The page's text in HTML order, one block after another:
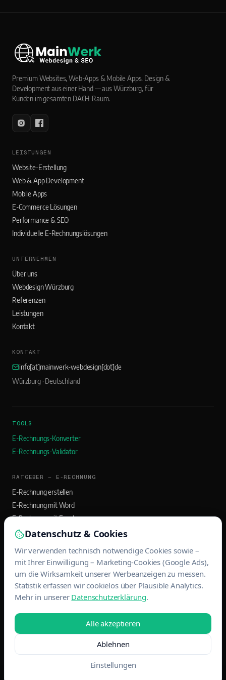
Premium Websites, Web-Apps & Mobile Apps. Design &
Development aus einer Hand — aus Würzburg, für
Kunden im gesamten DACH-Raum.
LEISTUNGEN
Website-Erstellung
Web & App Development
Mobile Apps
E-Commerce Lösungen
Performance & SEO
Individuelle E-Rechnungslösungen
UNTERNEHMEN
Über uns
Webdesign Würzburg
Referenzen
Leistungen
Kontakt
KONTAKT
info[at]mainwerk-webdesign[dot]de
Würzburg · Deutschland
TOOLS
E-Rechnungs-Konverter
E-Rechnungs-Validator
RATGEBER — E-RECHNUNG
E-Rechnung erstellen
E-Rechnung mit Word
E-Rechnung mit Excel
E-Rechnung mit Outlook
Rechnungs-App für Selbstständige
Rechnungen mit App schreiben
EÜR und USt-Voranmeldung
Belege scannen & DATEV-Export
Datenschutz & Cookies
Wir verwenden technisch notwendige Cookies sowie –
mit Ihrer Einwilligung – Marketing-Cookies (Google Ads),
um die Wirksamkeit unserer Werbeanzeigen zu messen.
Statistik erfassen wir cookielos über Plausible Analytics.
Mehr in unserer Datenschutzerklärung.
Alle akzeptieren
Ablehnen
Einstellungen